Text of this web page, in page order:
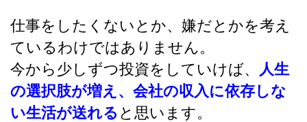
仕事をしたくないとか、嫌だとかを考え
ているわけではありません。
今から少しずつ投資をしていけば、
人生
の選択肢が増え、会社の収入に依存しな
い生活が送れる と思います。